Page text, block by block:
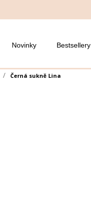
Novinky Bestsellery
Černá sukně Lina